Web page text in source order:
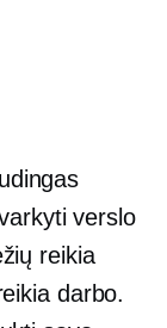
verslo
reikia
darbo.